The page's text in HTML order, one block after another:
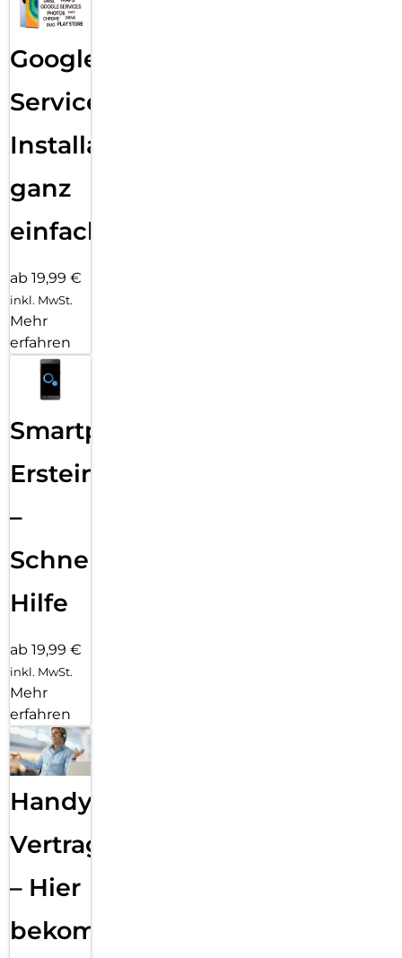
Google
Services
Installation
ganz
einfach
ab 19,99 €
inkl. MwSt.
Mehr
erfahren
Smartphone
Ersteinrichtung
–
Schnelle
Hilfe
ab 19,99 €
inkl. MwSt.
Mehr
erfahren
Handy
Vertragsabwicklung
– Hier
bekommst